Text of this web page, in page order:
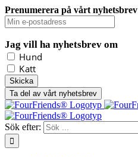
Prenumerera på vårt nyhetsbrev
Jag vill ha nyhetsbrev om
Hund
Katt
Ta del av vårt nyhetsbrev
Sök efter: